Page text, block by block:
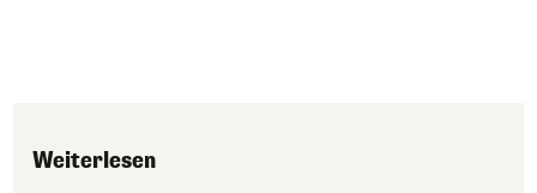
Weiterlesen